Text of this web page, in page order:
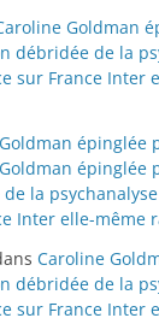
Goldman
débridée de la
sur France Inter
épinglée
épinglée
la
Inter elle-même
Caroline
débridée de la
sur France Inter